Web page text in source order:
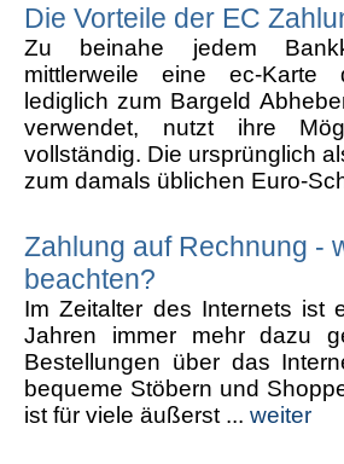
Die Vorteile der EC
Zu beinahe jedem
mittlerweile eine ec-
lediglich zum Bargeld
verwendet, nutzt ihre
vollständig. Die ursprünglich
zum damals üblichen Euro-
Zahlung auf Rechnung -
beachten?
Im Zeitalter des Internets ist
Jahren immer mehr dazu
Bestellungen über das
bequeme Stöbern und
ist für viele äußerst ... weiter